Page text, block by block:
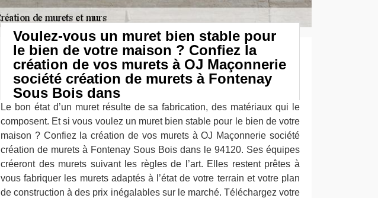
Voulez-vous un muret bien stable pour
le bien de votre maison ? Confiez la
création de vos murets à OJ Maçonnerie
société création de murets à Fontenay
Sous Bois dans
Le bon état d’un muret résulte de sa fabrication, des matériaux qui le
composent. Et si vous voulez un muret bien stable pour le bien de votre
maison ? Confiez la création de vos murets à OJ Maçonnerie société
création de murets à Fontenay Sous Bois dans le 94120. Ses équipes
créeront des murets suivant les règles de l’art. Elles restent prêtes à
vous fabriquer les murets adaptés à l’état de votre terrain et votre plan
de construction à des prix inégalables sur le marché. Téléchargez votre